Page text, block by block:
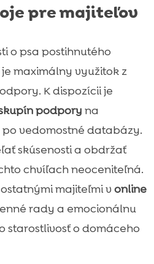
pre majiteľov
o psa postihnutého
maximálny využitok z
K dispozícii je
podpory na
vedomostné databázy.
skúsenosti a obdržať
chvíľach neoceniteľná.
majiteľmi v online
rady a emocionálnu
starostlivosť o domáceho